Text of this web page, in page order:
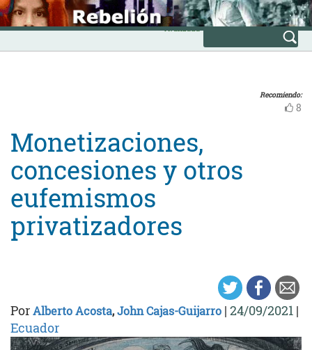
Skip
to
content
INICIO
Avanzada
Recomiendo:
8
Monetizaciones,
concesiones y otros
eufemismos
privatizadores
PorAlberto Acosta,John Cajas-Guijarro | 24/09/2021 |
Ecuador